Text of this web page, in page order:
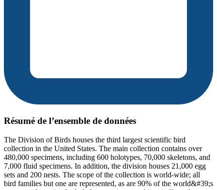
Résumé de l’ensemble de données
The Division of Birds houses the third largest scientific bird
collection in the United States. The main collection contains over
480,000 specimens, including 600 holotypes, 70,000 skeletons, and
7,000 fluid specimens. In addition, the division houses 21,000 egg
sets and 200 nests. The scope of the collection is world-wide; all
bird families but one are represented, as are 90% of the world&#39;s